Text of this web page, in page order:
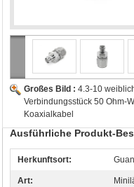
Großes Bild : 4.3-10
Verbindungsstück 50 Ohm-
Koaxialkabel
Ausführliche Produkt-
Herkunftsort:
Art: